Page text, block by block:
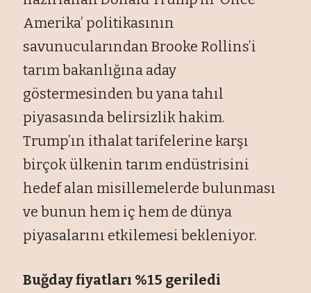
Amerika’ politikasının
savunucularından Brooke Rollins’i
tarım bakanlığına aday
göstermesinden bu yana tahıl
piyasasında belirsizlik hakim.
Trump’ın ithalat tarifelerine karşı
birçok ülkenin tarım endüstrisini
hedef alan misillemelerde bulunması
ve bunun hem iç hem de dünya
piyasalarını etkilemesi bekleniyor.
Buğday fiyatları %15 geriledi